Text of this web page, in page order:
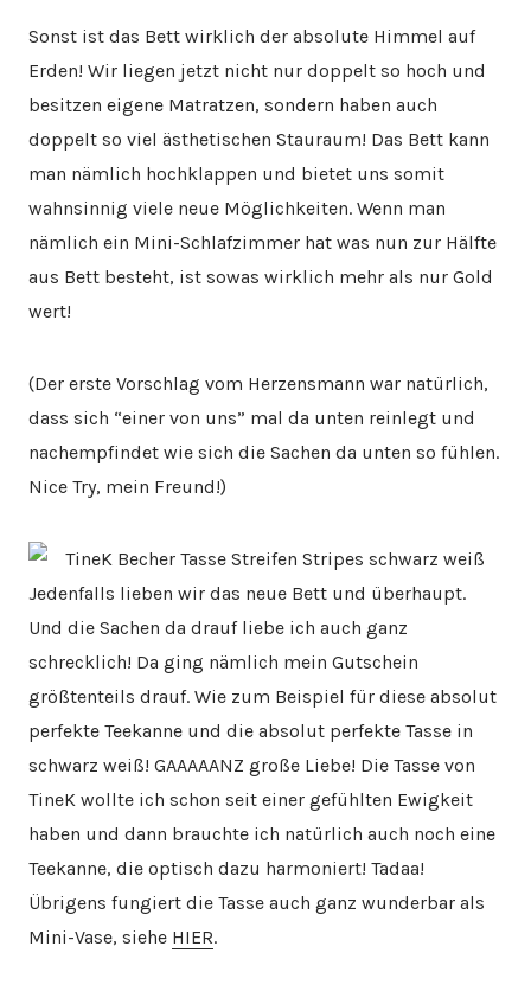
Sonst ist das Bett wirklich der absolute Himmel auf
Erden! Wir liegen jetzt nicht nur doppelt so hoch und
besitzen eigene Matratzen, sondern haben auch
doppelt so viel ästhetischen Stauraum! Das Bett kann
man nämlich hochklappen und bietet uns somit
wahnsinnig viele neue Möglichkeiten. Wenn man
nämlich ein Mini-Schlafzimmer hat was nun zur Hälfte
aus Bett besteht, ist sowas wirklich mehr als nur Gold
wert!
(Der erste Vorschlag vom Herzensmann war natürlich,
dass sich “einer von uns” mal da unten reinlegt und
nachempfindet wie sich die Sachen da unten so fühlen.
Nice Try, mein Freund!)
Jedenfalls lieben wir das neue Bett und überhaupt.
Und die Sachen da drauf liebe ich auch ganz
schrecklich! Da ging nämlich mein Gutschein
größtenteils drauf. Wie zum Beispiel für diese absolut
perfekte Teekanne und die absolut perfekte Tasse in
schwarz weiß! GAAAAANZ große Liebe! Die Tasse von
TineK wollte ich schon seit einer gefühlten Ewigkeit
haben und dann brauchte ich natürlich auch noch eine
Teekanne, die optisch dazu harmoniert! Tadaa!
Übrigens fungiert die Tasse auch ganz wunderbar als
Mini-Vase, siehe HIER.